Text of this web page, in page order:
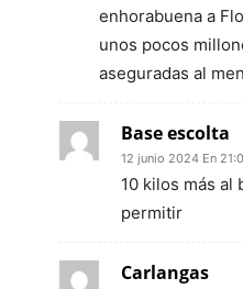
enhorabuena a
unos pocos
aseguradas al
Base escolta
12 junio 2024 En
10 kilos más al
permitir
Carlangas